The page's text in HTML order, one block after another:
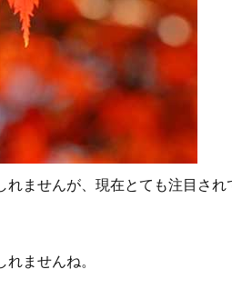
ませんが、現在とても注目され
ませんね。